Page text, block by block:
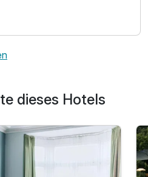
dieses Hotels